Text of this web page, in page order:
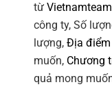
từ
công ty, Số
lượng,Địa
muốn, Chương
quả mong